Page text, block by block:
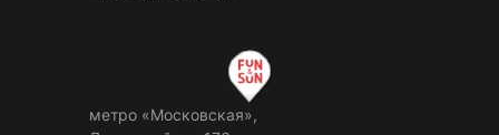
метро «Московская»,